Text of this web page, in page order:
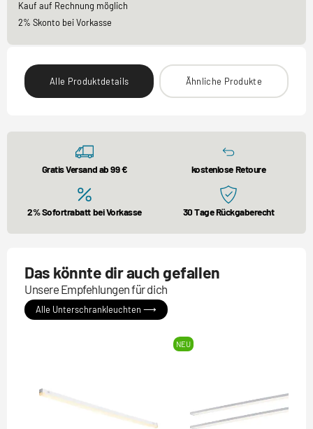
Kauf auf Rechnung möglich
2% Skonto bei Vorkasse
Alle Produktdetails Ähnliche Produkte
Gratis Versand ab 99 € kostenlose Retoure
2% Sofortrabatt bei Vorkasse 30 Tage Rückgaberecht
Das könnte dir auch gefallen
Unsere Empfehlungen für dich
Alle Unterschrankleuchten ⟶
NEU